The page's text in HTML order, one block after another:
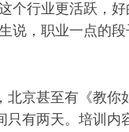
行业更活跃，好
说，职业一点的
京甚至有《教你如
只有两天。培训内